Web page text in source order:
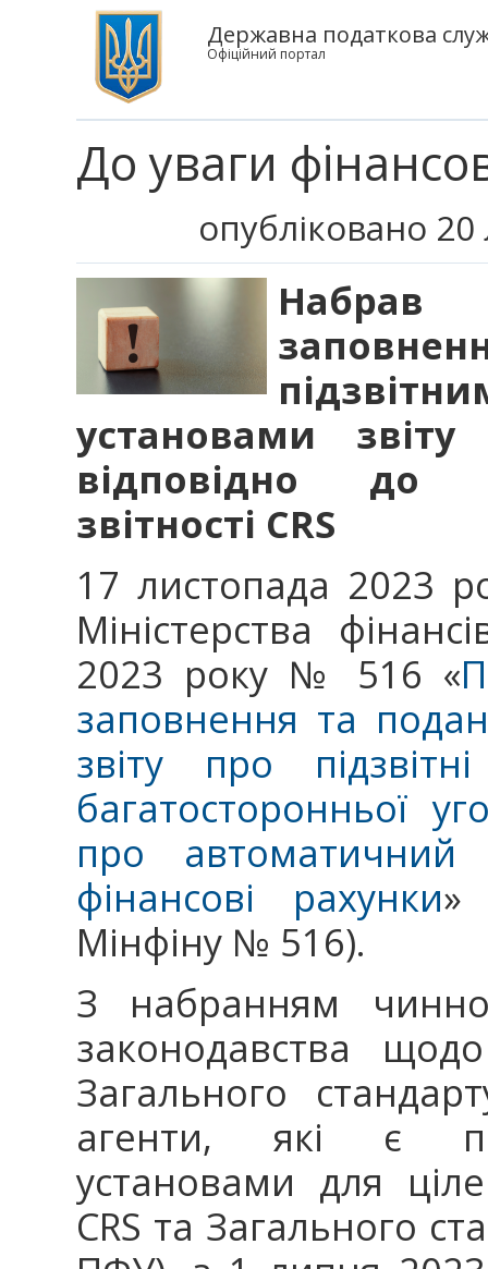
Державна податкова
Офіційний портал
До уваги
опубліковано
установами
відповідно до
звітності CRS
17 листопада 2023
Міністерства
2023 року № 516 «
заповнення та
звіту про
багатосторонньої
про
фінансові рахунки»
Мінфіну № 516).
З набранням
законодавства
Загального
агенти, які є
установами для
CRS та Загального